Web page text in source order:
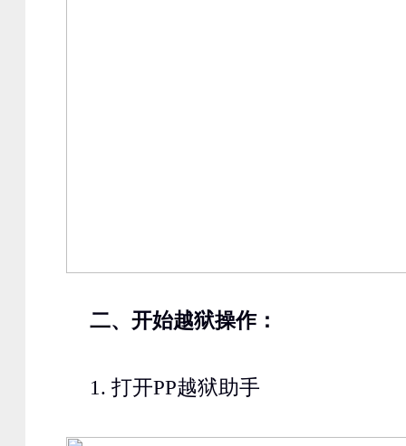
二、开始越狱操作：
1. 打开PP越狱助手